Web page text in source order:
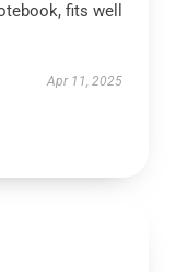
fits well
Apr 11, 2025